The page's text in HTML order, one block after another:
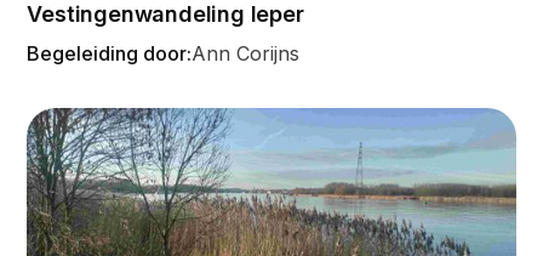
Vestingenwandeling Ieper
Begeleiding door:Ann Corijns